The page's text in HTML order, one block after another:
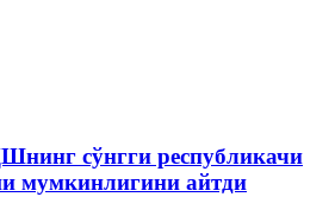
сўнгги республикачи
мумкинлигини айтди